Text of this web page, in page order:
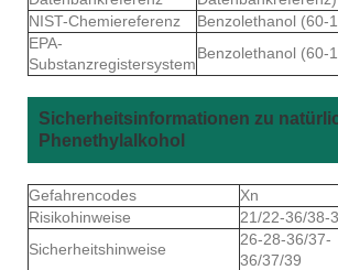
NIST-Chemiereferenz
Benzolethanol (60-
EPA-
Substanzregistersystem
Benzolethanol (60-
Sicherheitsinformationen zu
Phenethylalkohol
Gefahrencodes
Xn
Risikohinweise
21/22-36/38-
Sicherheitshinweise
26-28-36/37-
36/37/39